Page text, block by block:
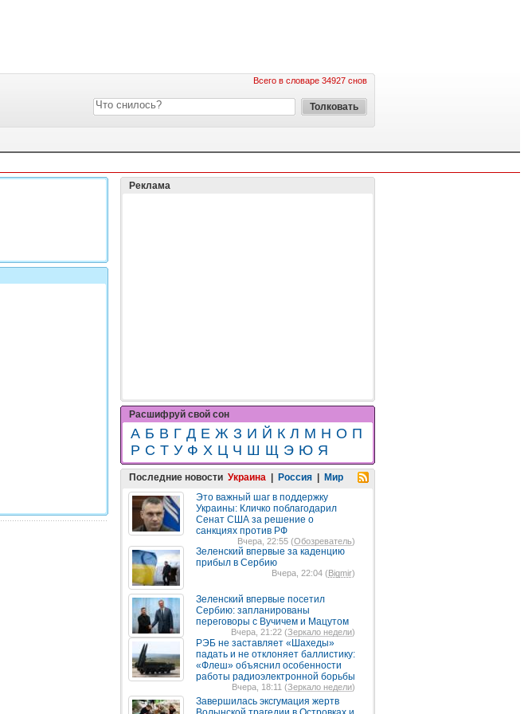
Всего в словаре 34927 снов
Реклама
Расшифруй свой сон
А Б В Г Д Е Ж З И Й К Л М Н О П
Р С Т У Ф Х Ц Ч Ш Щ Э Ю Я
Последние новости Украина Россия
Мир
Это важный шаг в поддержку
Украины: Кличко поблагодарил
Сенат США за решение о
санкциях против РФ
Вчера, 22:55 (Обозреватель)
Зеленский впервые за каденцию
прибыл в Сербию
Вчера, 22:04 (Bigmir)
Зеленский впервые посетил
Сербию: запланированы
переговоры с Вучичем и Мацутом
Вчера, 21:22 (Зеркало недели)
РЭБ не заставляет «Шахеды»
падать и не отклоняет баллистику:
«Флеш» объяснил особенности
работы радиоэлектронной борьбы
Вчера, 18:11 (Зеркало недели)
Завершилась эксгумация жертв